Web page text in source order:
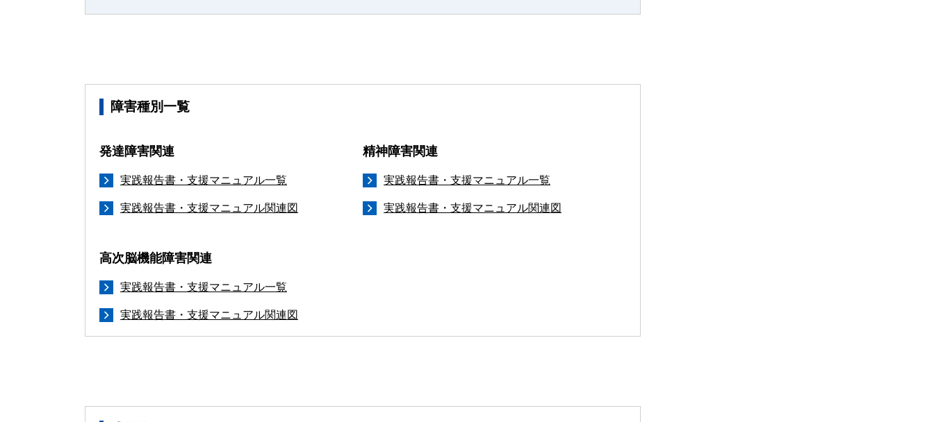
障害種別一覧
発達障害関連
実践報告書・支援マニュアル一覧
実践報告書・支援マニュアル関連図
精神障害関連
実践報告書・支援マニュアル一覧
実践報告書・支援マニュアル関連図
高次脳機能障害関連
実践報告書・支援マニュアル一覧
実践報告書・支援マニュアル関連図